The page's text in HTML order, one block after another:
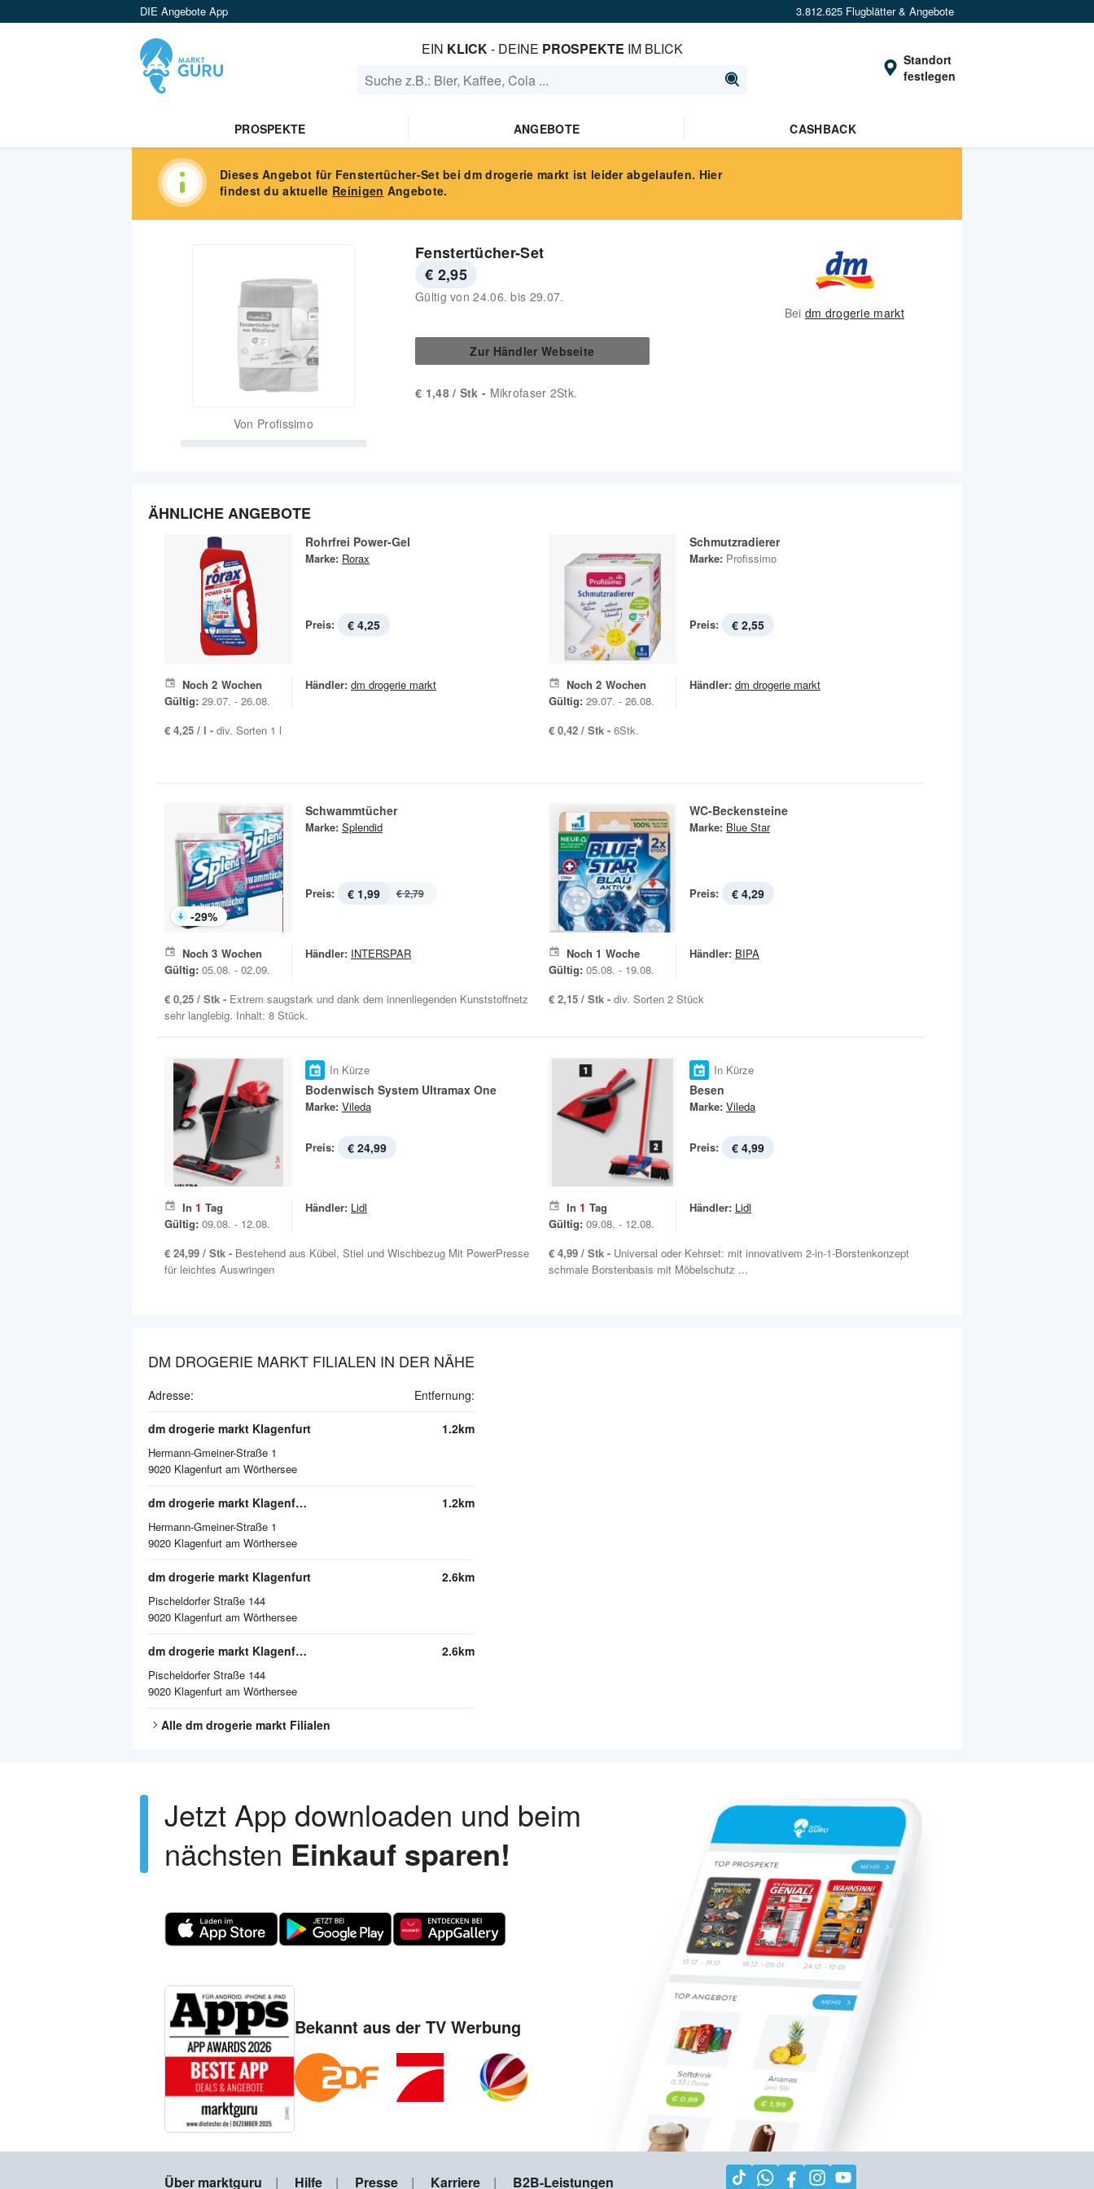
DIE Angebote App 3.812.625 Flugblätter & Angebote
EIN KLICK- DEINE PROSPEKTE IM BLICK
Standort
festlegen
PROSPEKTE ANGEBOTE CASHBACK
Dieses Angebot für Fenstertücher-Set bei dm drogerie markt ist leider abgelaufen. Hier
findest du aktuelle Reinigen Angebote.
Von Profissimo
Fenstertücher-Set
€ 2,95
Gültig von24.06. bis 29.07.
Bei dm drogerie markt
Zur Händler Webseite
€ 1,48 / Stk - Mikrofaser 2Stk.
ÄHNLICHE ANGEBOTE
Rohrfrei Power-Gel
Marke: Rorax
Preis: € 4,25
Noch 2 Wochen
Gültig: 29.07. - 26.08.
Händler: dm drogerie markt
€ 4,25 / l - div. Sorten 1 l
Schmutzradierer
Marke: Profissimo
Preis: € 2,55
Noch 2 Wochen
Gültig: 29.07. - 26.08.
Händler: dm drogerie markt
€ 0,42 / Stk - 6Stk.
-29%
Schwammtücher
Marke: Splendid
Preis: € 1,99 € 2,79
Noch 3 Wochen
Gültig: 05.08. - 02.09.
Händler: INTERSPAR
€ 0,25 / Stk - Extrem saugstark und dank dem innenliegenden Kunststoffnetz
sehr langlebig. Inhalt: 8 Stück.
WC-Beckensteine
Marke: Blue Star
Preis: € 4,29
Noch 1 Woche
Gültig: 05.08. - 19.08.
Händler: BIPA
€ 2,15 / Stk - div. Sorten 2 Stück
In Kürze
Bodenwisch System Ultramax One
Marke: Vileda
Preis: € 24,99
In 1 Tag
Gültig: 09.08. - 12.08.
Händler: Lidl
€ 24,99 / Stk - Bestehend aus Kübel, Stiel und Wischbezug Mit PowerPresse
für leichtes Auswringen
In Kürze
Besen
Marke: Vileda
Preis: € 4,99
In 1 Tag
Gültig: 09.08. - 12.08.
Händler: Lidl
€ 4,99 / Stk - Universal oder Kehrset: mit innovativem 2-in-1-Borstenkonzept
schmale Borstenbasis mit Möbelschutz ...
DM DROGERIE MARKT FILIALEN IN DER NÄHE
Adresse: Entfernung:
dm drogerie markt Klagenfurt
Hermann-Gmeiner-Straße 1
9020 Klagenfurt am Wörthersee
1.2km
dm drogerie markt Klagenfurt am Wörthersee
Hermann-Gmeiner-Straße 1
9020 Klagenfurt am Wörthersee
1.2km
dm drogerie markt Klagenfurt
Pischeldorfer Straße 144
9020 Klagenfurt am Wörthersee
2.6km
dm drogerie markt Klagenfurt am Wörthersee
Pischeldorfer Straße 144
9020 Klagenfurt am Wörthersee
2.6km
Alle dm drogerie markt Filialen
Jetzt App downloaden und beim
nächsten Einkauf sparen!
Bekannt aus der TV Werbung
Über marktguru Hilfe Presse Karriere B2B-Leistungen